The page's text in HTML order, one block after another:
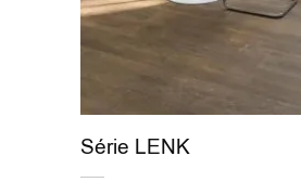
Série LENK